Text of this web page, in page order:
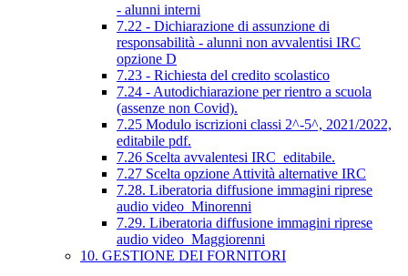
- alunni interni
7.22 - Dichiarazione di assunzione di
responsabilità - alunni non avvalentisi IRC
opzione D
7.23 - Richiesta del credito scolastico
7.24 - Autodichiarazione per rientro a scuola
(assenze non Covid).
7.25 Modulo iscrizioni classi 2^-5^, 2021/2022,
editabile pdf.
7.26 Scelta avvalentesi IRC_editabile.
7.27 Scelta opzione Attività alternative IRC
7.28. Liberatoria diffusione immagini riprese
audio video_Minorenni
7.29. Liberatoria diffusione immagini riprese
audio video_Maggiorenni
10. GESTIONE DEI FORNITORI